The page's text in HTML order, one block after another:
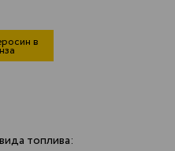
в
топлива: